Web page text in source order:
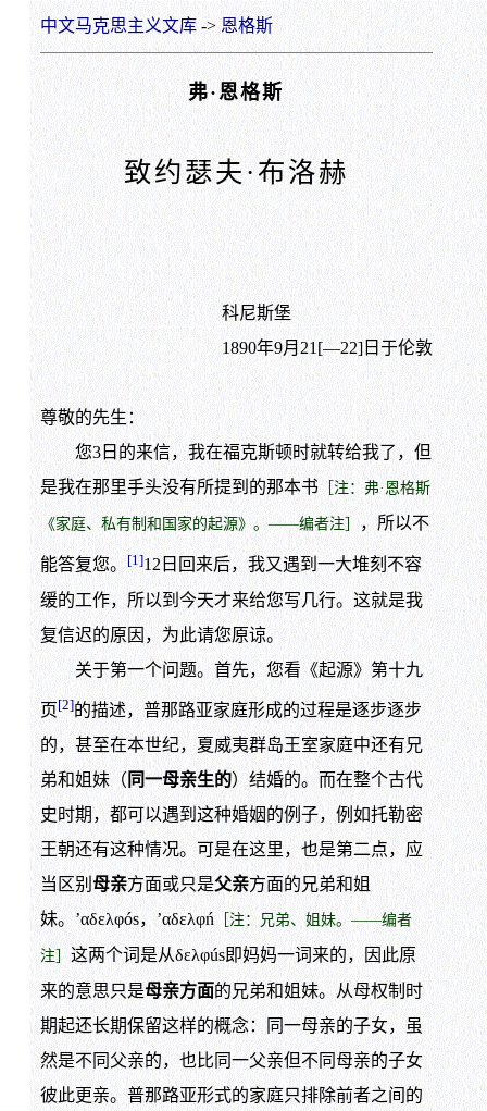
中文马克思主义文库-> 恩格斯
弗·恩格斯
致约瑟夫·布洛赫
科尼斯堡
1890年9月21[—22]日于伦敦
尊敬的先生：
您3日的来信，我在福克斯顿时就转给我了，但
是我在那里手头没有所提到的那本书［注：弗·恩格斯
《家庭、私有制和国家的起源》。——编者注］ ，所以不
能答复您。 [1]12日回来后，我又遇到一大堆刻不容
缓的工作，所以到今天才来给您写几行。这就是我
复信迟的原因，为此请您原谅。
关于第一个问题。首先，您看《起源》第十九
页[2]的描述，普那路亚家庭形成的过程是逐步逐步
的，甚至在本世纪，夏威夷群岛王室家庭中还有兄
弟和姐妹（ 同一母亲生的）结婚的。而在整个古代
史时期，都可以遇到这种婚姻的例子，例如托勒密
王朝还有这种情况。可是在这里，也是第二点，应
当区别 母亲方面或只是父亲方面的兄弟和姐
妹。’αδελφós，’αδελφń ［注：兄弟、姐妹。——编者
注］ 这两个词是从δελφús即妈妈一词来的，因此原
来的意思只是母亲方面的兄弟和姐妹。从母权制时
期起还长期保留这样的概念：同一母亲的子女，虽
然是不同父亲的，也比同一父亲但不同母亲的子女
彼此更亲。普那路亚形式的家庭只排除前者之间的